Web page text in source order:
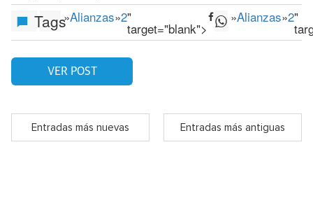
Tags»Alianzas»2"
target="blank">
»Alianzas»2"
VER POST
Entradas más nuevas Entradas más antiguas